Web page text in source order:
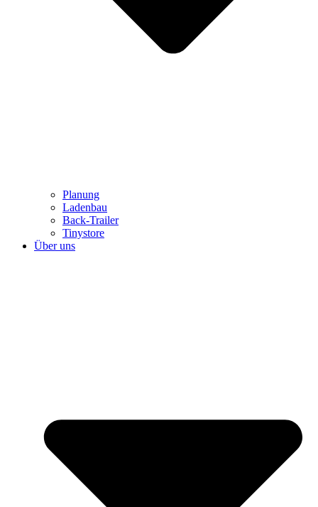
Planung
Ladenbau
Back-Trailer
Tinystore
Über uns